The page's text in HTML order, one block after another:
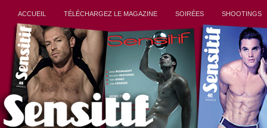
ACCUEIL TÉLÉCHARGEZ LE MAGAZINE SOIRÉES SHOOTINGS